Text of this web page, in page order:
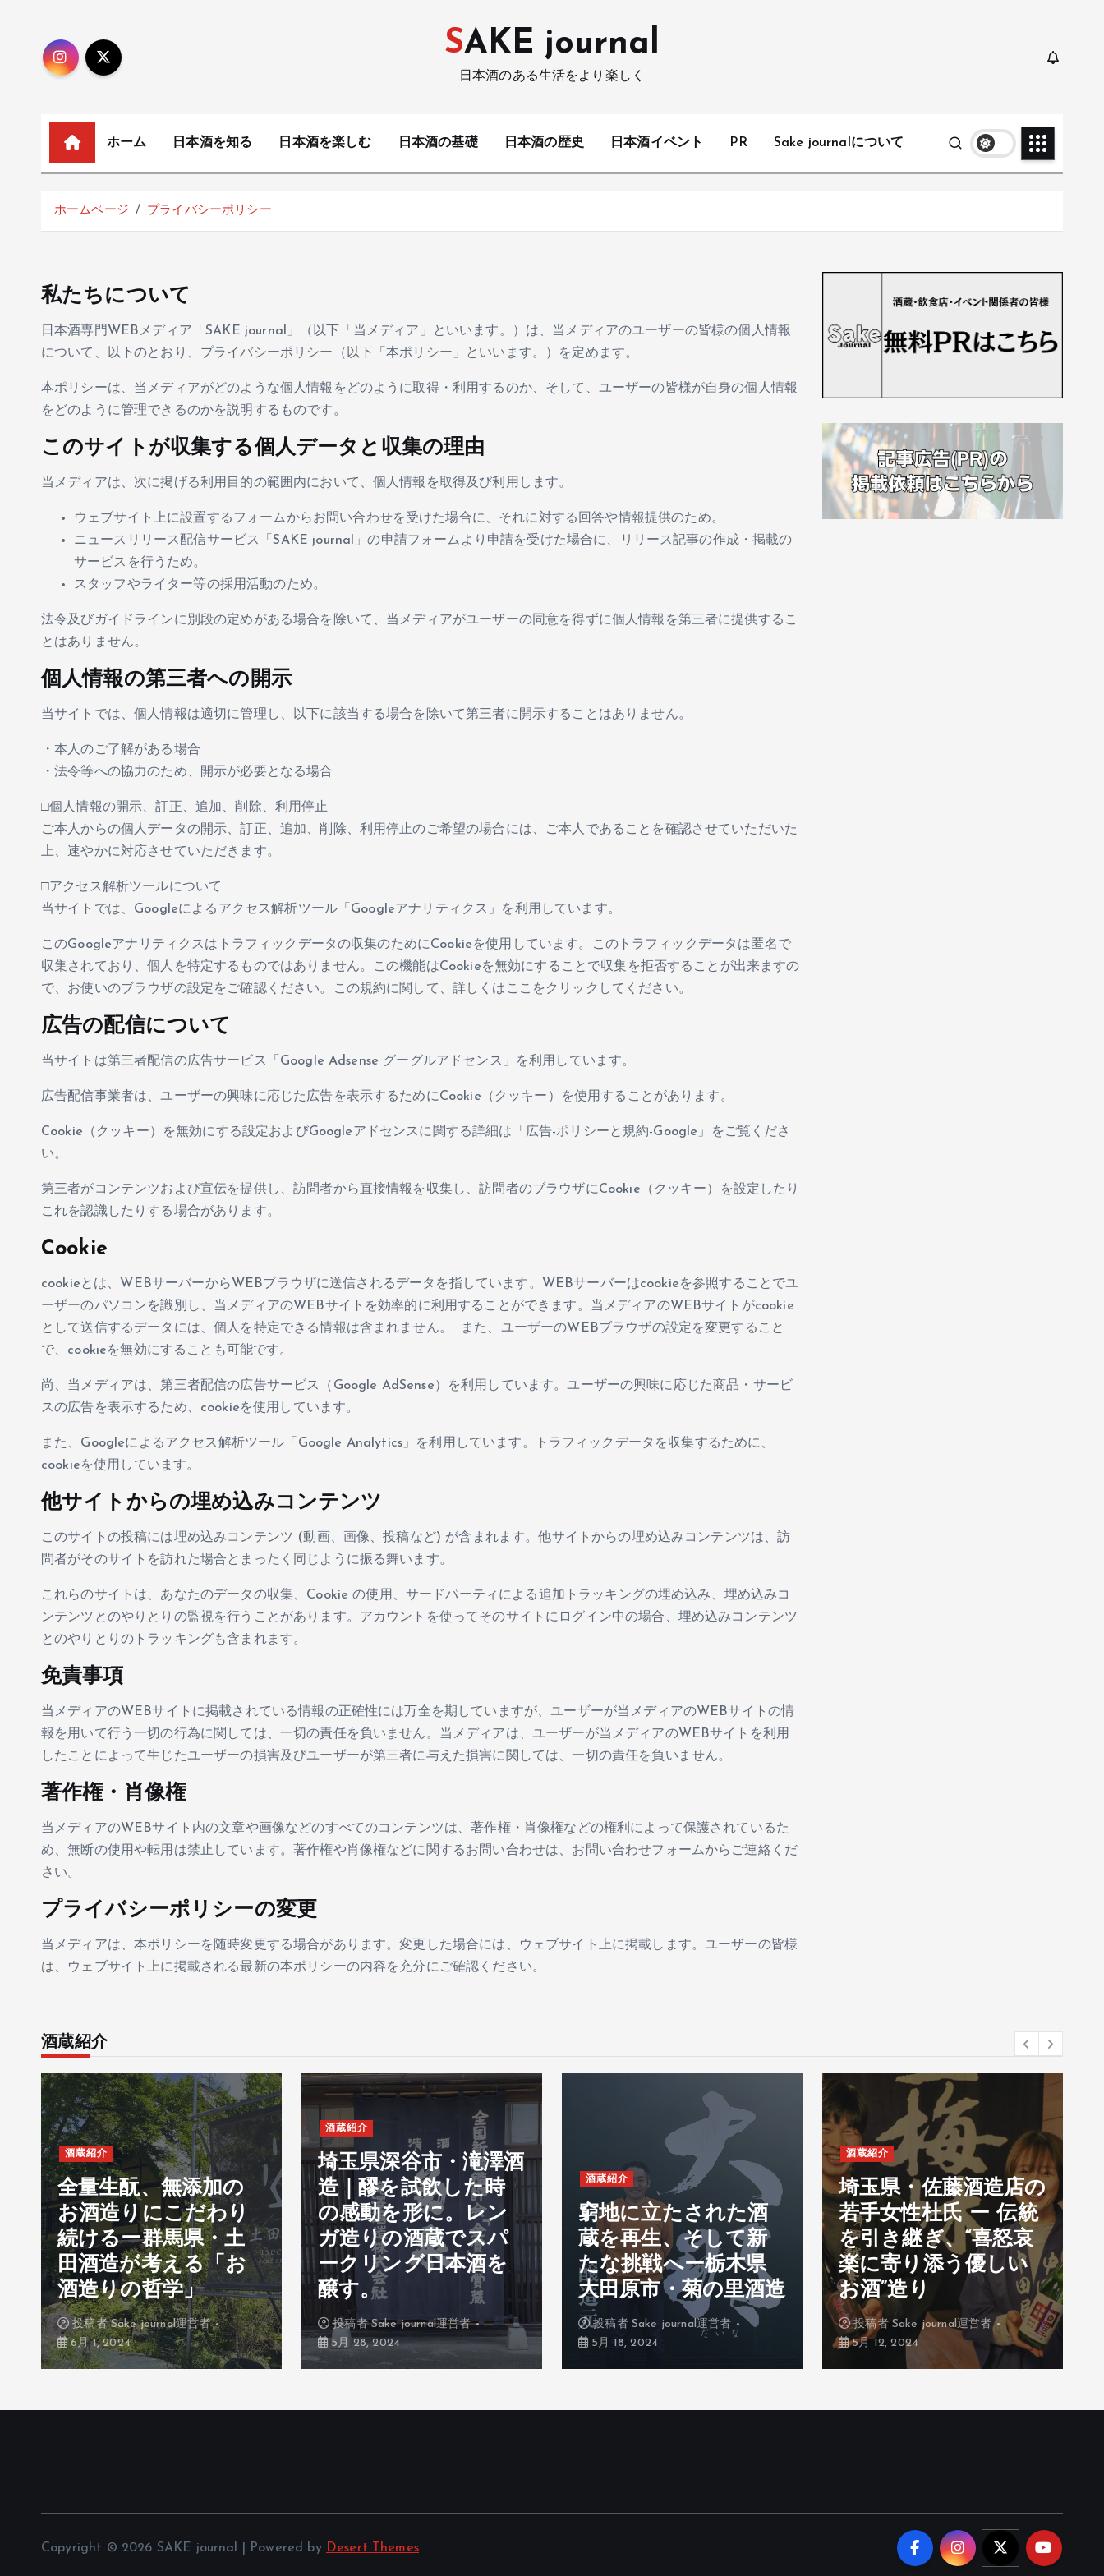
SAKE journal
日本酒のある生活をより楽しく
ホーム 日本酒を知る 日本酒を楽しむ 日本酒の基礎 日本酒の歴史 日本酒イベント PR Sake journalについて
ホームページ プライバシーポリシー
私たちについて
日本酒専門WEBメディア「SAKE journal」（以下「当メディア」といいます。）は、当メディアのユーザーの皆様の個人情報
について、以下のとおり、プライバシーポリシー（以下「本ポリシー」といいます。）を定めます。
本ポリシーは、当メディアがどのような個人情報をどのように取得・利用するのか、そして、ユーザーの皆様が自身の個人情報
をどのように管理できるのかを説明するものです。
このサイトが収集する個人データと収集の理由
当メディアは、次に掲げる利用目的の範囲内において、個人情報を取得及び利用します。
ウェブサイト上に設置するフォームからお問い合わせを受けた場合に、それに対する回答や情報提供のため。
ニュースリリース配信サービス「SAKE journal」の申請フォームより申請を受けた場合に、リリース記事の作成・掲載の
サービスを行うため。
スタッフやライター等の採用活動のため。
法令及びガイドラインに別段の定めがある場合を除いて、当メディアがユーザーの同意を得ずに個人情報を第三者に提供するこ
とはありません。
個人情報の第三者への開示
当サイトでは、個人情報は適切に管理し、以下に該当する場合を除いて第三者に開示することはありません。
・本人のご了解がある場合
・法令等への協力のため、開示が必要となる場合
□個人情報の開示、訂正、追加、削除、利用停止
ご本人からの個人データの開示、訂正、追加、削除、利用停止のご希望の場合には、ご本人であることを確認させていただいた
上、速やかに対応させていただきます。
□アクセス解析ツールについて
当サイトでは、Googleによるアクセス解析ツール「Googleアナリティクス」を利用しています。
このGoogleアナリティクスはトラフィックデータの収集のためにCookieを使用しています。このトラフィックデータは匿名で
収集されており、個人を特定するものではありません。この機能はCookieを無効にすることで収集を拒否することが出来ますの
で、お使いのブラウザの設定をご確認ください。この規約に関して、詳しくはここをクリックしてください。
広告の配信について
当サイトは第三者配信の広告サービス「Google Adsense グーグルアドセンス」を利用しています。
広告配信事業者は、ユーザーの興味に応じた広告を表示するためにCookie（クッキー）を使用することがあります。
Cookie（クッキー）を無効にする設定およびGoogleアドセンスに関する詳細は「広告-ポリシーと規約-Google」をご覧くださ
い。
第三者がコンテンツおよび宣伝を提供し、訪問者から直接情報を収集し、訪問者のブラウザにCookie（クッキー）を設定したり
これを認識したりする場合があります。
Cookie
cookieとは、WEBサーバーからWEBブラウザに送信されるデータを指しています。WEBサーバーはcookieを参照することでユ
ーザーのパソコンを識別し、当メディアのWEBサイトを効率的に利用することができます。当メディアのWEBサイトがcookie
として送信するデータには、個人を特定できる情報は含まれません。 また、ユーザーのWEBブラウザの設定を変更すること
で、cookieを無効にすることも可能です。
尚、当メディアは、第三者配信の広告サービス（Google AdSense）を利用しています。ユーザーの興味に応じた商品・サービ
スの広告を表示するため、cookieを使用しています。
また、Googleによるアクセス解析ツール「Google Analytics」を利用しています。トラフィックデータを収集するために、
cookieを使用しています。
他サイトからの埋め込みコンテンツ
このサイトの投稿には埋め込みコンテンツ (動画、画像、投稿など) が含まれます。他サイトからの埋め込みコンテンツは、訪
問者がそのサイトを訪れた場合とまったく同じように振る舞います。
これらのサイトは、あなたのデータの収集、Cookie の使用、サードパーティによる追加トラッキングの埋め込み、埋め込みコ
ンテンツとのやりとりの監視を行うことがあります。アカウントを使ってそのサイトにログイン中の場合、埋め込みコンテンツ
とのやりとりのトラッキングも含まれます。
免責事項
当メディアのWEBサイトに掲載されている情報の正確性には万全を期していますが、ユーザーが当メディアのWEBサイトの情
報を用いて行う一切の行為に関しては、一切の責任を負いません。当メディアは、ユーザーが当メディアのWEBサイトを利用
したことによって生じたユーザーの損害及びユーザーが第三者に与えた損害に関しては、一切の責任を負いません。
著作権・肖像権
当メディアのWEBサイト内の文章や画像などのすべてのコンテンツは、著作権・肖像権などの権利によって保護されているた
め、無断の使用や転用は禁止しています。著作権や肖像権などに関するお問い合わせは、お問い合わせフォームからご連絡くだ
さい。
プライバシーポリシーの変更
当メディアは、本ポリシーを随時変更する場合があります。変更した場合には、ウェブサイト上に掲載します。ユーザーの皆様
は、ウェブサイト上に掲載される最新の本ポリシーの内容を充分にご確認ください。
酒蔵紹介
酒蔵紹介
全量生酛、無添加の
お酒造りにこだわり
続けるー群馬県・土
田酒造が考える「お
酒造りの哲学」
投稿者Sake journal運営者
6月 1, 2024
酒蔵紹介
埼玉県深谷市・滝澤酒
造｜醪を試飲した時
の感動を形に。レン
ガ造りの酒蔵でスパ
ークリング日本酒を
醸す。
投稿者Sake journal運営者
5月 28, 2024
酒蔵紹介
窮地に立たされた酒
蔵を再生、そして新
たな挑戦へー栃木県
大田原市・菊の里酒造
投稿者 Sake journal運営者
5月 18, 2024
酒蔵紹介
埼玉県・佐藤酒造店の
若手女性杜氏 ー 伝統
を引き継ぎ、“喜怒哀
楽に寄り添う優しい
お酒”造り
投稿者 Sake journal運営者
5月 12, 2024
Copyright © 2026 SAKE journal | Powered by Desert Themes